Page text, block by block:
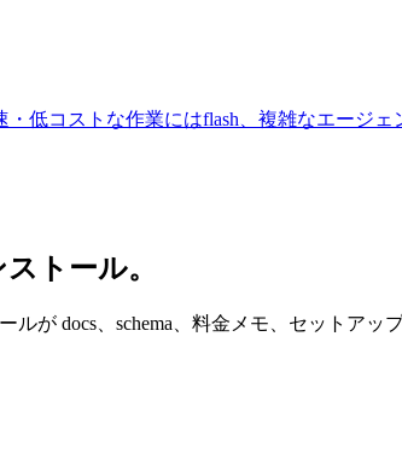
低コストな作業にはflash、複雑なエージェ
トール。
が docs、schema、料金メモ、セットアッ